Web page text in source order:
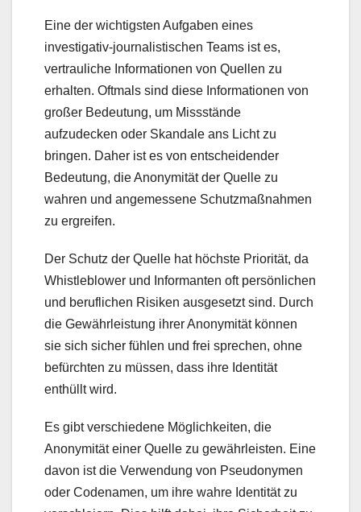
Eine der wichtigsten Aufgaben eines
investigativ-journalistischen Teams ist es,
vertrauliche Informationen von Quellen zu
erhalten. Oftmals sind diese Informationen von
großer Bedeutung, um Missstände
aufzudecken oder Skandale ans Licht zu
bringen. Daher ist es von entscheidender
Bedeutung, die Anonymität der Quelle zu
wahren und angemessene Schutzmaßnahmen
zu ergreifen.
Der Schutz der Quelle hat höchste Priorität, da
Whistleblower und Informanten oft persönlichen
und beruflichen Risiken ausgesetzt sind. Durch
die Gewährleistung ihrer Anonymität können
sie sich sicher fühlen und frei sprechen, ohne
befürchten zu müssen, dass ihre Identität
enthüllt wird.
Es gibt verschiedene Möglichkeiten, die
Anonymität einer Quelle zu gewährleisten. Eine
davon ist die Verwendung von Pseudonymen
oder Codenamen, um ihre wahre Identität zu